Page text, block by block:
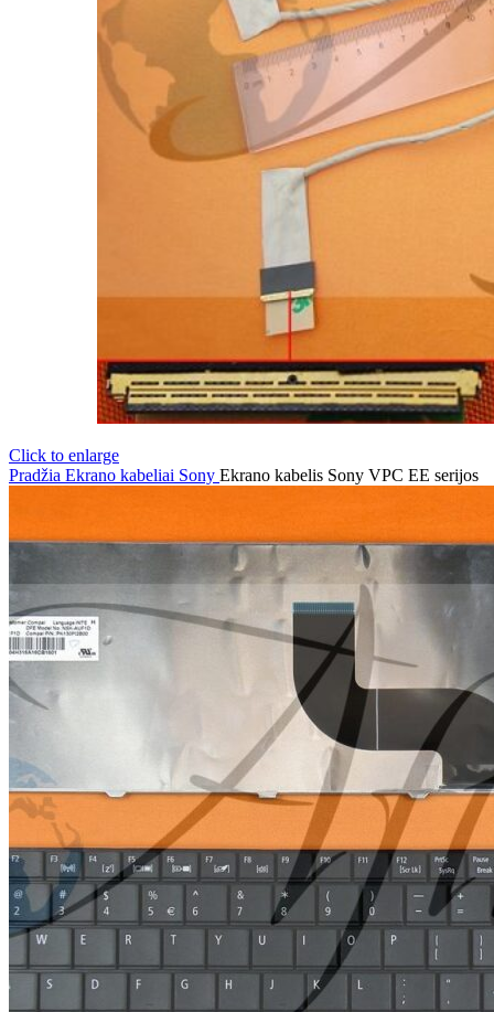
Click to enlarge
Pradžia Ekrano kabeliai Sony Ekrano kabelis Sony VPC EE serijos